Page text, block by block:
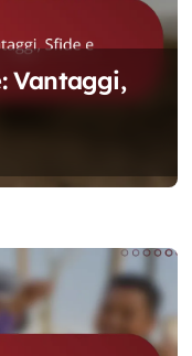
Vantaggi,